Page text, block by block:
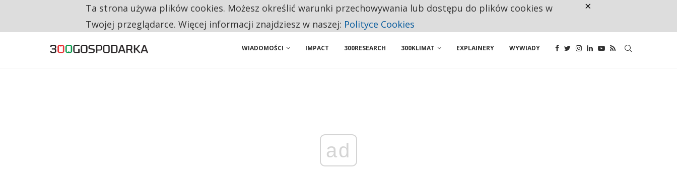
CO TRZECIĄ ZŁOTÓWKĘ Z EMERYTURY SENIORZY PRZEZNACZAJĄ NA PODSTAWOWE ZAKUPY
WIADOMOŚCI IMPACT 300RESEARCH 300KLIMAT EXPLAINERY WYWIADY
ad
Ta strona używa plików cookies. Możesz określić warunki przechowywania lub dostępu do plików cookies w
Twojej przeglądarce. Więcej informacji znajdziesz w naszej: Polityce Cookies
×